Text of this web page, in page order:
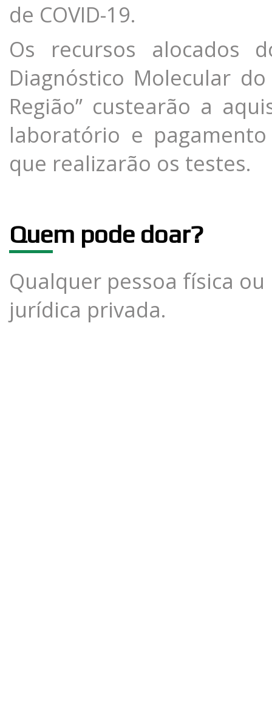
de COVID-19.
Os recursos alocados
Diagnóstico Molecular
Região” custearão a
laboratório e
que realizarão os testes.
Quem pode doar?
Qualquer pessoa física ou
jurídica privada.